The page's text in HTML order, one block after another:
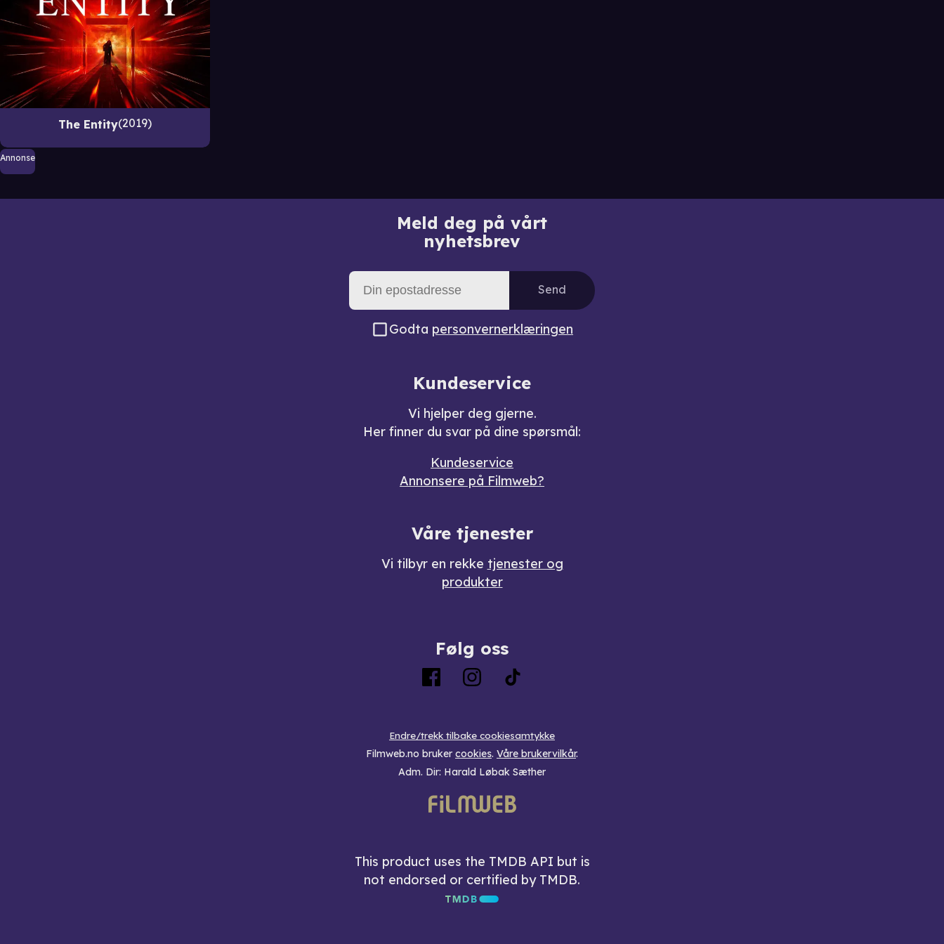
The Entity 2019
Annonse
Meld deg på vårt
nyhetsbrev
Send
Godta personvernerklæringen
Kundeservice
Vi hjelper deg gjerne.
Her finner du svar på dine spørsmål:
Kundeservice
Annonsere på Filmweb?
Våre tjenester
Vi tilbyr en rekke tjenester og
produkter
Følg oss
Endre/trekk tilbake cookiesamtykke
Filmweb.no bruker cookies. Våre brukervilkår.
Adm. Dir: Harald Løbak Sæther
This product uses the TMDB API but is
not endorsed or certified by TMDB.